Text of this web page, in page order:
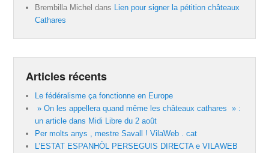
Brembilla Michel dans
Lien pour signer la pétition châteaux
Cathares
Articles récents
Le fédéralisme ça fonctionne en Europe
» On les appellera quand même les châteaux cathares » :
un article dans Midi Libre du 2 août
Per molts anys , mestre Savall ! VilaWeb . cat
L’ESTAT ESPANHÒL PERSEGUIS DIRECTA e VILAWEB